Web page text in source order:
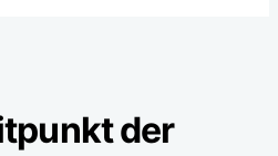
der